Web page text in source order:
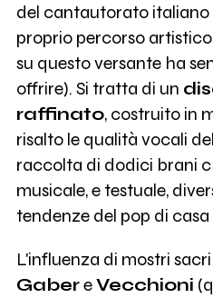
del cantautorato italiano
proprio percorso
su questo versante ha
offrire). Si tratta di un
raffinato, costruito in
risalto le qualità vocali
raccolta di dodici brani
musicale, e testuale,
tendenze del pop di casa
L'influenza di mostri
GabereVecchioni